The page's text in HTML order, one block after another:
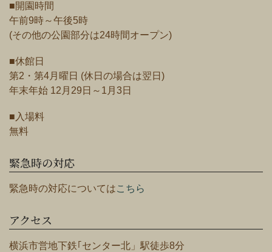
■開園時間
午前9時～午後5時
(その他の公園部分は24時間オープン)
■休館日
第2・第4月曜日 (休日の場合は翌日)
年末年始 12月29日～1月3日
■入場料
無料
緊急時の対応
緊急時の対応についてはこちら
アクセス
横浜市営地下鉄｢センター北」駅徒歩8分